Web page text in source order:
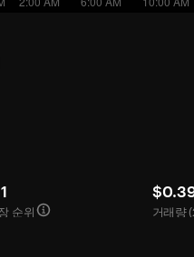
순위
거래량